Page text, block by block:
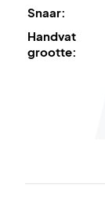
Snaar:
Handvat
grootte: